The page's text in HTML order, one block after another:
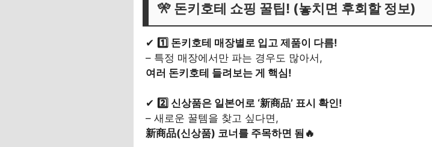
🎌 돈키호테 쇼핑 꿀팁! (놓치면 후회할 정보)
✔ 1️⃣ 돈키호테 매장별로 입고 제품이 다름!
– 특정 매장에서만 파는 경우도 많아서,
여러 돈키호테 들려보는 게 핵심!
✔ 2️⃣ 신상품은 일본어로 ‘新商品’ 표시 확인!
– 새로운 꿀템을 찾고 싶다면,
新商品(신상품) 코너를 주목하면 됨🔥